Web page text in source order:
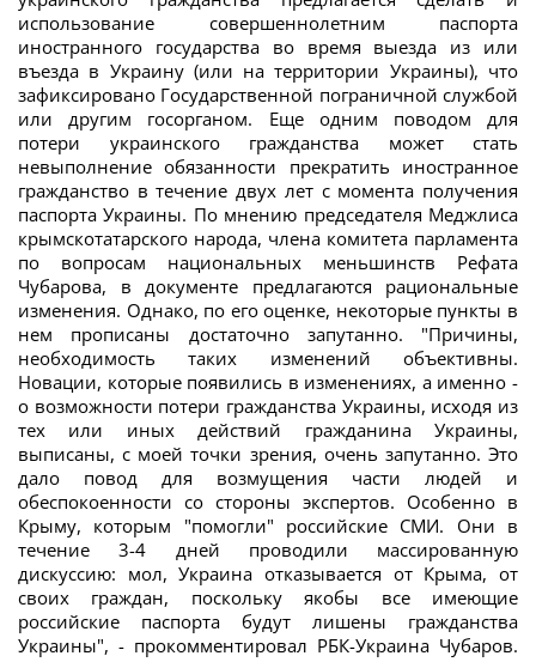
использование совершеннолетним паспорта
иностранного государства во время выезда из или
въезда в Украину (или на территории Украины), что
зафиксировано Государственной пограничной службой
или другим госорганом. Еще одним поводом для
потери украинского гражданства может стать
невыполнение обязанности прекратить иностранное
гражданство в течение двух лет с момента получения
паспорта Украины. По мнению председателя Меджлиса
крымскотатарского народа, члена комитета парламента
по вопросам национальных меньшинств Рефата
Чубарова, в документе предлагаются рациональные
изменения. Однако, по его оценке, некоторые пункты в
нем прописаны достаточно запутанно. "Причины,
необходимость таких изменений объективны.
Новации, которые появились в изменениях, а именно -
о возможности потери гражданства Украины, исходя из
тех или иных действий гражданина Украины,
выписаны, с моей точки зрения, очень запутанно. Это
дало повод для возмущения части людей и
обеспокоенности со стороны экспертов. Особенно в
Крыму, которым "помогли" российские СМИ. Они в
течение 3-4 дней проводили массированную
дискуссию: мол, Украина отказывается от Крыма, от
своих граждан, поскольку якобы все имеющие
российские паспорта будут лишены гражданства
Украины", - прокомментировал РБК-Украина Чубаров.